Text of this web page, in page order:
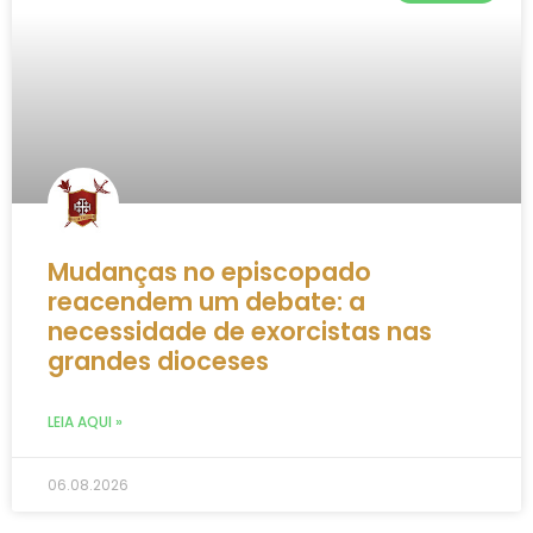
Mudanças no episcopado
reacendem um debate: a
necessidade de exorcistas nas
grandes dioceses
LEIA AQUI »
06.08.2026